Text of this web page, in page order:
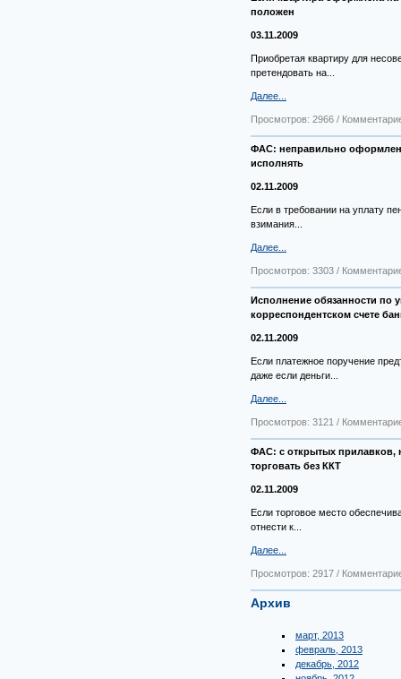
положен
03.11.2009
Приобретая квартиру для
претендовать на...
Далее...
Просмотров: 2966 /
ФАС: неправильно
исполнять
02.11.2009
Если в требовании на уплату
взимания...
Далее...
Просмотров: 3303 /
Исполнение обязанности по
корреспондентском счете
02.11.2009
Если платежное поручение
даже если деньги...
Далее...
Просмотров: 3121 /
ФАС: с открытых прилавков,
торговать без ККТ
02.11.2009
Если торговое место
отнести к...
Далее...
Просмотров: 2917 /
Архив
март, 2013
февраль, 2013
декабрь, 2012